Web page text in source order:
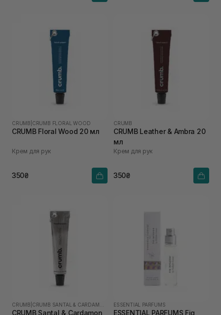
CRUMB CRUMB FLORAL WOOD
CRUMB Floral Wood 20 мл
Крем для рук
350₴
CRUMB
CRUMB Leather & Ambra 20
мл
Крем для рук
350₴
CRUMB
CRUMB Santal & Cardamon
ESSENTIAL PARFUMS
ESSENTIAL PARFUMS Fig